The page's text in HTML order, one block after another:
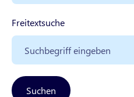
Freitextsuche
Suchen